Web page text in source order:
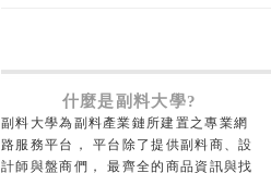
什麼是副料大學?
副料大學為副料產業鏈所建置之專業網
路服務平台， 平台除了提供副料商、設
計師與盤商們， 最齊全的商品資訊與找